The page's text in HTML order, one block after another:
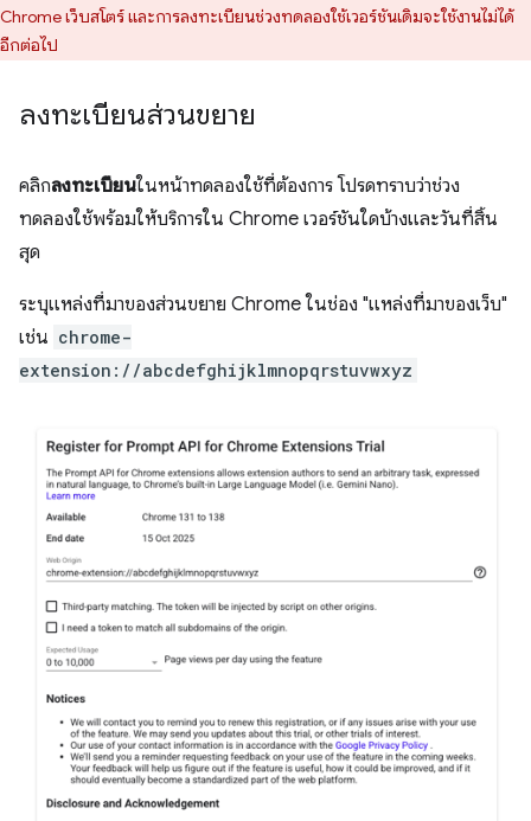
Chrome เว็บสโตร์ และการลงทะเบียนช่วงทดลองใช้เวอร์ชันเดิมจะใช้งานไม่ได้
อีกต่อไป
ลงทะเบียนส่วนขยาย
คลิกลงทะเบียนในหน้าทดลองใช้ที่ต้องการ โปรดทราบว่าช่วง
ทดลองใช้พร้อมให้บริการใน Chrome เวอร์ชันใดบ้างและวันที่สิ้น
สุด
ระบุแหล่งที่มาของส่วนขยาย Chrome ในช่อง "แหล่งที่มาของเว็บ"
เช่น chrome-
extension://abcdefghijklmnopqrstuvwxyz